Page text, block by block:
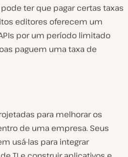
ter que pagar certas taxas
editores oferecem um
por um período limitado
paguem uma taxa de
para melhorar os
de uma empresa. Seus
usá-las para integrar